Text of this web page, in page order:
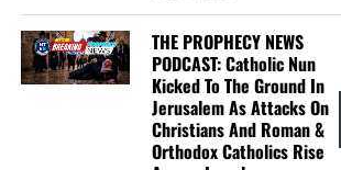
THE PROPHECY NEWS
PODCAST: Catholic Nun
Kicked To The Ground In
Jerusalem As Attacks On
Christians And Roman &
Orthodox Catholics Rise